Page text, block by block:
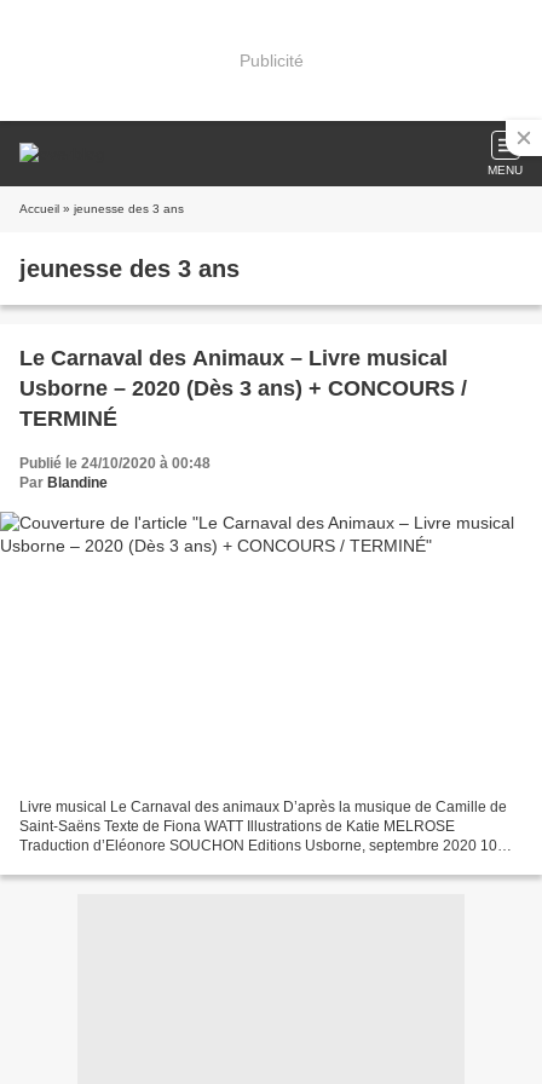
Publicité
MENU
Accueil » jeunesse des 3 ans
jeunesse des 3 ans
Le Carnaval des Animaux – Livre musical
Usborne – 2020 (Dès 3 ans) + CONCOURS /
TERMINÉ
Publié le 24/10/2020 à 00:48
Par Blandine
Livre musical Le Carnaval des animaux D’après la musique de Camille de
Saint-Saëns Texte de Fiona WATT Illustrations de Katie MELROSE
Traduction d’Eléonore SOUCHON Editions Usborne, septembre 2020 10